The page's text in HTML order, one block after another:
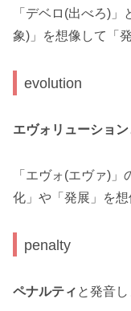
「デベロ(出べろ)
象)」を想像して「
evolution
エヴォリューション
「エヴォ(エヴァ)
化」や「発展」を想
penalty
ペナルティ と発音し